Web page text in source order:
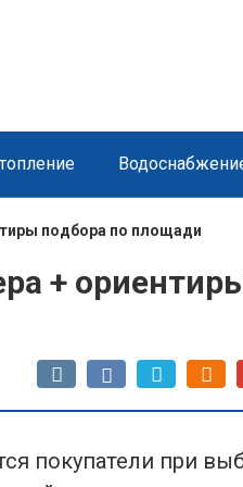
подбора по площади
+
покупатели при